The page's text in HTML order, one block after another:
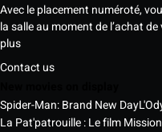
Avec le placement numéroté,
la salle au moment de l’achat
plus
Contact us
Spider-Man: Brand New Day
La Pat'patrouille : Le film